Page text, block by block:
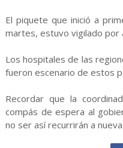
El piquete que inició a
martes, estuvo vigilado por
Los hospitales de las
fueron escenario de estos
Recordar que la
compás de espera al
no ser así recurrirán a